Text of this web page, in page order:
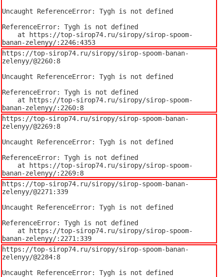
Uncaught ReferenceError: Tygh is not defined
ReferenceError: Tygh is not defined
banan-zelenyy/:2246:4353
https://top-sirop74.ru/siropy/sirop-spoom-banan-
zelenyy/@2260:8
Uncaught ReferenceError: Tygh is not defined
ReferenceError: Tygh is not defined
banan-zelenyy/:2260:8
https://top-sirop74.ru/siropy/sirop-spoom-banan-
zelenyy/@2269:8
Uncaught ReferenceError: Tygh is not defined
ReferenceError: Tygh is not defined
banan-zelenyy/:2269:8
https://top-sirop74.ru/siropy/sirop-spoom-banan-
zelenyy/@2271:339
Uncaught ReferenceError: Tygh is not defined
ReferenceError: Tygh is not defined
banan-zelenyy/:2271:339
https://top-sirop74.ru/siropy/sirop-spoom-banan-
zelenyy/@2284:8
Uncaught ReferenceError: Tygh is not defined